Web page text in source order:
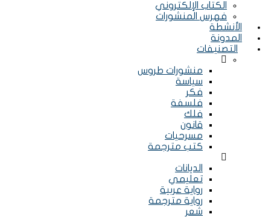
الكتاب الإلكتروني
فهرس المنشورات
الأنشطة
المدونة
التصنيفات
Menu
منشورات طروس
سياسة
فكر
فلسفة
فلك
قانون
مسرحيات
كتب مترجمة
Menu
الديانات
تعليمي
رواية عربية
رواية مترجمة
شعر